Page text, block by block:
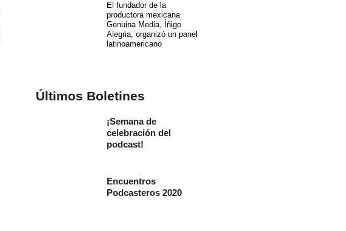
El fundador de la
productora mexicana
Genuina Media, Íñigo
Alegria, organizó un panel
latinoamericano
Últimos Boletines
¡Semana de
celebración del
podcast!
Encuentros
Podcasteros 2020